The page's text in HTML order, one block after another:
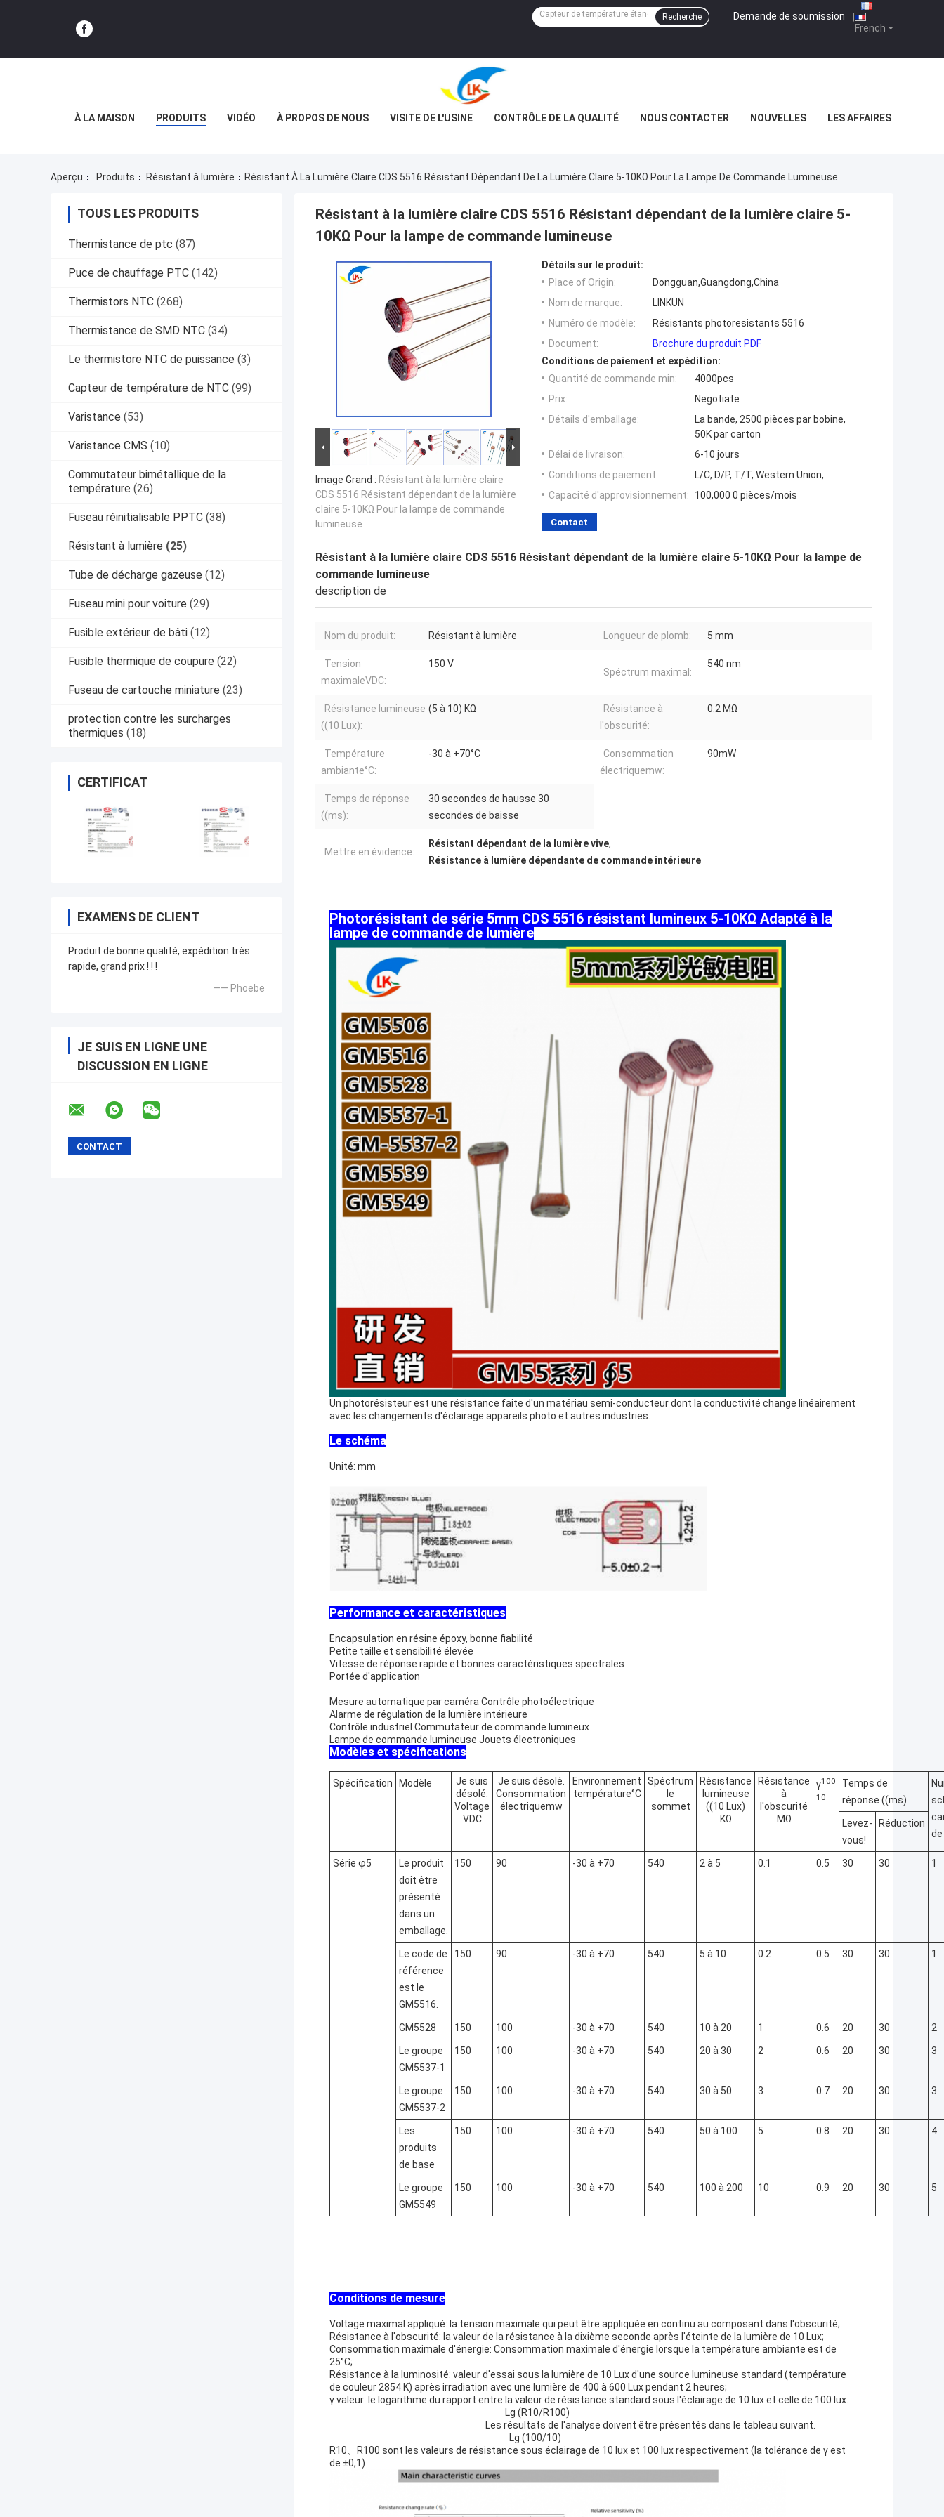
French
Demande de soumission |
Recherche
À LA MAISON PRODUITS VIDÉO À PROPOS DE NOUS VISITE DE L'USINE CONTRÔLE DE LA QUALITÉ NOUS CONTACTER NOUVELLES LES AFFAIRES
Aperçu Produits Résistant à lumière Résistant À La Lumière Claire CDS 5516 Résistant Dépendant De La Lumière Claire 5-10KΩ Pour La Lampe De Commande Lumineuse
TOUS LES PRODUITS
Thermistance de ptc (87)
Puce de chauffage PTC (142)
Thermistors NTC (268)
Thermistance de SMD NTC (34)
Le thermistore NTC de puissance (3)
Capteur de température de NTC (99)
Varistance (53)
Varistance CMS (10)
Commutateur bimétallique de la
température (26)
Fuseau réinitialisable PPTC (38)
Résistant à lumière (25)
Tube de décharge gazeuse (12)
Fuseau mini pour voiture (29)
Fusible extérieur de bâti (12)
Fusible thermique de coupure (22)
Fuseau de cartouche miniature (23)
protection contre les surcharges
thermiques (18)
CERTIFICAT
EXAMENS DE CLIENT
Produit de bonne qualité, expédition très
rapide, grand prix ! ! !
—— Phoebe
JE SUIS EN LIGNE UNE
DISCUSSION EN LIGNE
Résistant à la lumière claire CDS 5516 Résistant dépendant de la lumière claire 5-
10KΩ Pour la lampe de commande lumineuse
Image Grand : Résistant à la lumière claire
CDS 5516 Résistant dépendant de la lumière
claire 5-10KΩ Pour la lampe de commande
lumineuse
Détails sur le produit:
Place of Origin:
Dongguan,Guangdong,China
Nom de marque:
LINKUN
Numéro de modèle:
Résistants photoresistants 5516
Document:
Brochure du produit PDF
Conditions de paiement et expédition:
Quantité de commande min:
4000pcs
Prix:
Negotiate
Détails d'emballage:
La bande, 2500 pièces par bobine,
50K par carton
Délai de livraison:
6-10 jours
Conditions de paiement:
L/C, D/P, T/T, Western Union,
Capacité d'approvisionnement:
100,000 0 pièces/mois
Contact
Résistant à la lumière claire CDS 5516 Résistant dépendant de la lumière claire 5-10KΩ Pour la lampe de
commande lumineuse
description de
Nom du produit: Résistant à lumière Longueur de plomb: 5 mm
Tension
maximaleVDC:
150 V
Spéctrum maximal:
540 nm
Résistance lumineuse
((10 Lux):
(5 à 10) KΩ
Résistance à
l'obscurité:
0.2 MΩ
Température
ambiante°C:
-30 à +70°C
Consommation
électriquemw:
90mW
Temps de réponse
((ms):
30 secondes de hausse 30
secondes de baisse
Mettre en évidence:
Résistant dépendant de la lumière vive,
Résistance à lumière dépendante de commande intérieure
Photorésistant de série 5mm CDS 5516 résistant lumineux 5-10KΩ Adapté à la
lampe de commande de lumière
Un photorésisteur est une résistance faite d'un matériau semi-conducteur dont la conductivité change linéairement
avec les changements d'éclairage.appareils photo et autres industries.
Le schéma
Unité: mm
Performance et caractéristiques
Encapsulation en résine époxy, bonne fiabilité
Petite taille et sensibilité élevée
Vitesse de réponse rapide et bonnes caractéristiques spectrales
Portée d'application
Mesure automatique par caméra Contrôle photoélectrique
Alarme de régulation de la lumière intérieure
Contrôle industriel Commutateur de commande lumineux
Lampe de commande lumineuse Jouets électroniques
Modèles et spécifications
Spécification Modèle
Je suis
désolé.
Voltage
VDC
Je suis désolé.
Consommation
électriquemw
Environnement
température°C
Spéctrum
le
sommet
Résistance
lumineuse
((10 Lux)
KΩ
Résistance
à
l'obscurité
MΩ
γ100
10
Temps de
réponse ((ms)
Levez-
vous!
Réduction
Série φ5
Le produit
doit être
présenté
dans un
emballage.
150 90 -30 à +70 540 2 à 5 0.1 0.5 30 30 1
Le code de
référence
est le
GM5516.
150 90 -30 à +70 540 5 à 10 0.2 0.5 30 30 1
GM5528 150 100 -30 à +70 540 10 à 20 1 0.6 20 30 2
Le groupe
GM5537-1
150 100 -30 à +70 540 20 à 30 2 0.6 20 30 3
Le groupe
GM5537-2
150 100 -30 à +70 540 30 à 50 3 0.7 20 30 3
Les
produits
de base
150 100 -30 à +70 540 50 à 100 5 0.8 20 30 4
Le groupe
GM5549
150 100 -30 à +70 540 100 à 200 10 0.9 20 30 5
Conditions de mesure
Voltage maximal appliqué: la tension maximale qui peut être appliquée en continu au composant dans l'obscurité;
Résistance à l'obscurité: la valeur de la résistance à la dixième seconde après l'éteinte de la lumière de 10 Lux;
Consommation maximale d'énergie: Consommation maximale d'énergie lorsque la température ambiante est de
25°C;
Résistance à la luminosité: valeur d'essai sous la lumière de 10 Lux d'une source lumineuse standard (température
de couleur 2854 K) après irradiation avec une lumière de 400 à 600 Lux pendant 2 heures;
γ valeur: le logarithme du rapport entre la valeur de résistance standard sous l'éclairage de 10 lux et celle de 100 lux.
Lg (R10/R100)
Les résultats de l'analyse doivent être présentés dans le tableau suivant.
Lg (100/10)
R10、R100 sont les valeurs de résistance sous éclairage de 10 lux et 100 lux respectivement (la tolérance de γ est
de ±0,1)